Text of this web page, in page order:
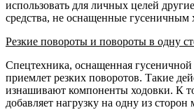
использовать для личных целей
средства, не оснащенные гусеничным
Резкие повороты и повороты в одну
Спецтехника, оснащенная
приемлет резких поворотов. Такие
изнашивают компоненты ходовки. К
добавляет нагрузку на одну из